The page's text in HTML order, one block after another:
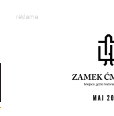
reklama